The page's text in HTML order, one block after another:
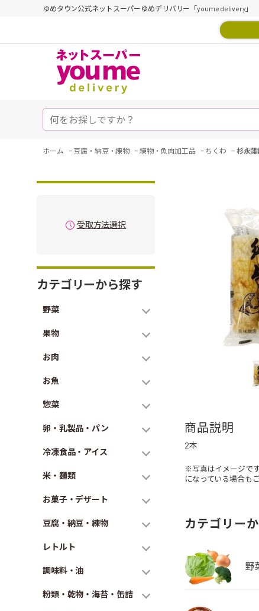
ゆめタウン公式ネットスーパーゆめデリバリー「youme delivery」
ホーム - 豆腐・納豆・練物 - 練物・魚肉加工品 - ちくわ - 杉永
受取方法選択
カテゴリーから探す
野菜
果物
お肉
お魚
惣菜
卵・乳製品・パン
冷凍食品・アイス
米・麺類
お菓子・デザート
豆腐・納豆・練物
レトルト
調味料・油
粉類・乾物・海苔・缶詰
商品説明
2本
※写真はイメージで
になっている場合も
カテゴリー